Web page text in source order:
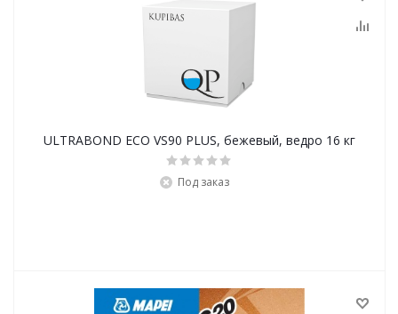
ULTRABOND ECO VS90 PLUS, бежевый, ведро 16 кг
Под заказ